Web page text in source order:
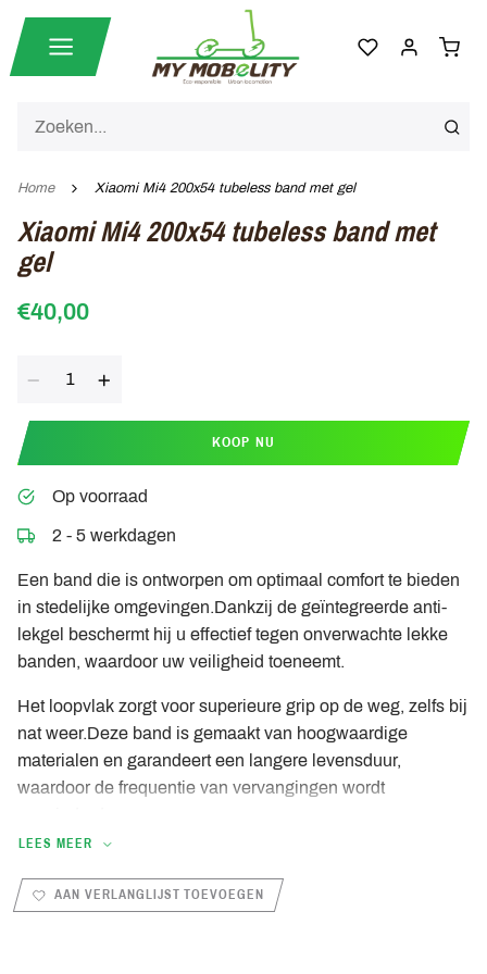
Home Xiaomi Mi4 200x54 tubeless band met gel
Xiaomi Mi4 200x54 tubeless band met
gel
€40,00
KOOP NU
Op voorraad
2 - 5 werkdagen
Een band die is ontworpen om optimaal comfort te bieden
in stedelijke omgevingen.Dankzij de geïntegreerde anti-
lekgel beschermt hij u effectief tegen onverwachte lekke
banden, waardoor uw veiligheid toeneemt.
Het loopvlak zorgt voor superieure grip op de weg, zelfs bij
nat weer.Deze band is gemaakt van hoogwaardige
materialen en garandeert een langere levensduur,
waardoor de frequentie van vervangingen wordt
zodat u met een gerust hart over stedelijke wegen kunt
rijden.
LEES MEER
AAN VERLANGLIJST TOEVOEGEN